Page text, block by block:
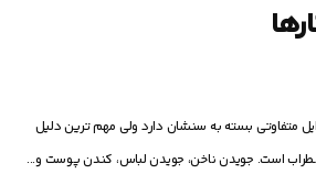
متفاوتی بسته به سنشان دارد ولی مهم ترین دلیل
است. جویدن ناخن، جویدن لباس، کندن پوست و...